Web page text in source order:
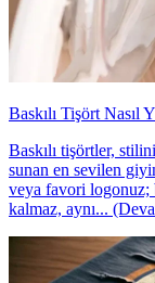
Baskılı Tişört Nasıl
Baskılı tişörtler,
sunan en sevilen
veya favori logonuz;
kalmaz, aynı...